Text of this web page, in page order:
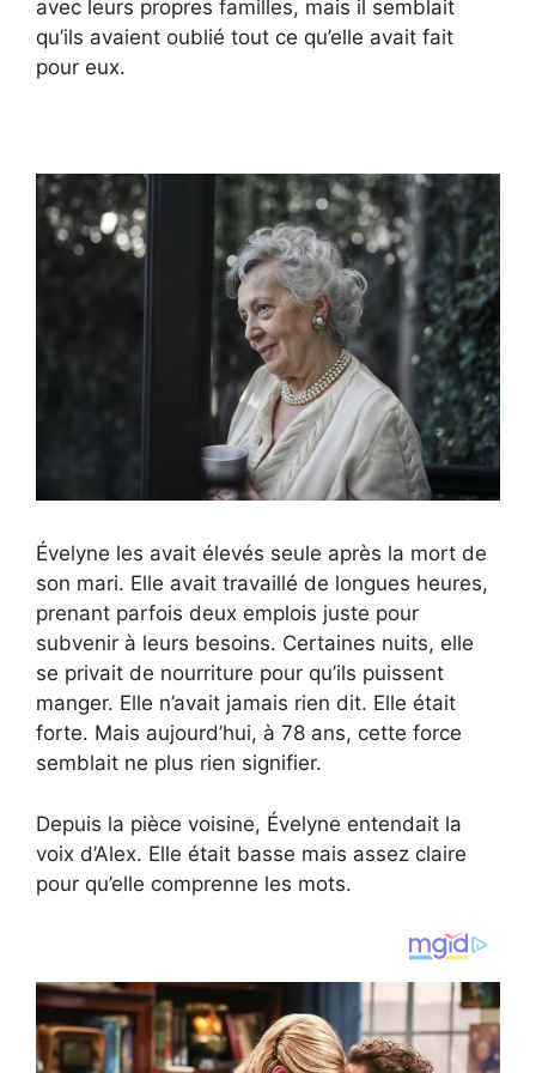
avec leurs propres familles, mais il semblait
qu’ils avaient oublié tout ce qu’elle avait fait
pour eux.
Évelyne les avait élevés seule après la mort de
son mari. Elle avait travaillé de longues heures,
prenant parfois deux emplois juste pour
subvenir à leurs besoins. Certaines nuits, elle
se privait de nourriture pour qu’ils puissent
manger. Elle n’avait jamais rien dit. Elle était
forte. Mais aujourd’hui, à 78 ans, cette force
semblait ne plus rien signifier.
Depuis la pièce voisine, Évelyne entendait la
voix d’Alex. Elle était basse mais assez claire
pour qu’elle comprenne les mots.